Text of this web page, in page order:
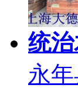
统
永